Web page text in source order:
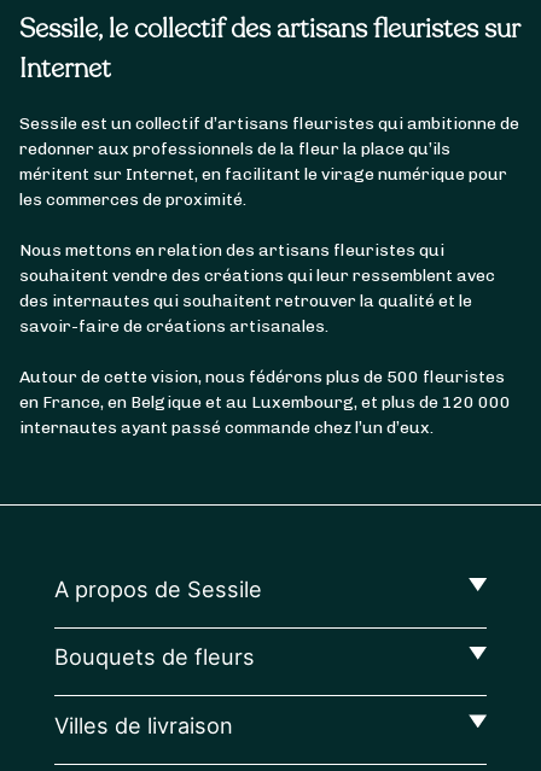
Sessile, le collectif des artisans fleuristes sur
Internet
Sessile est un collectif d’artisans fleuristes qui ambitionne de
redonner aux professionnels de la fleur la place qu’ils
méritent sur Internet, en facilitant le virage numérique pour
les commerces de proximité.
Nous mettons en relation des artisans fleuristes qui
souhaitent vendre des créations qui leur ressemblent avec
des internautes qui souhaitent retrouver la qualité et le
savoir-faire de créations artisanales.
Autour de cette vision, nous fédérons plus de 500 fleuristes
en France, en Belgique et au Luxembourg, et plus de 120 000
internautes ayant passé commande chez l’un d’eux.
A propos de Sessile
Bouquets de fleurs
Villes de livraison